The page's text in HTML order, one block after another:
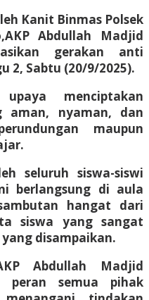
Kanit Binmas Polsek
Abdullah Madjid
gerakan anti
2, Sabtu (20/9/2025).
menciptakan
aman, nyaman, dan
maupun
seluruh siswa-siswi
berlangsung di aula
hangat dari
siswa yang sangat
disampaikan.
Abdullah Madjid
peran semua pihak